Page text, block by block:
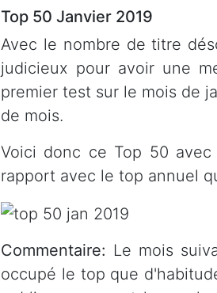
Top 50 Janvier 2019
Avec le nombre de titre
judicieux pour avoir une
premier test sur le mois de
de mois.
Voici donc ce Top 50
rapport avec le top annuel
Commentaire: Le mois
occupé le top que